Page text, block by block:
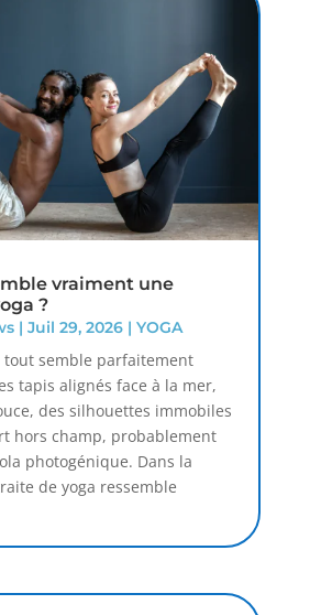
vraiment une
?
| Juil 29, 2026| YOGA
tout semble parfaitement
tapis alignés face à la mer,
des silhouettes immobiles
hors champ, probablement
photogénique. Dans la
de yoga ressemble